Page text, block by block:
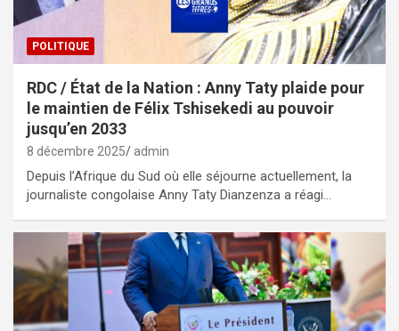
POLITIQUE
RDC / État de la Nation : Anny Taty plaide pour
le maintien de Félix Tshisekedi au pouvoir
jusqu’en 2033
8 décembre 2025 admin
Depuis l’Afrique du Sud où elle séjourne actuellement, la
journaliste congolaise Anny Taty Dianzenza a réagi…